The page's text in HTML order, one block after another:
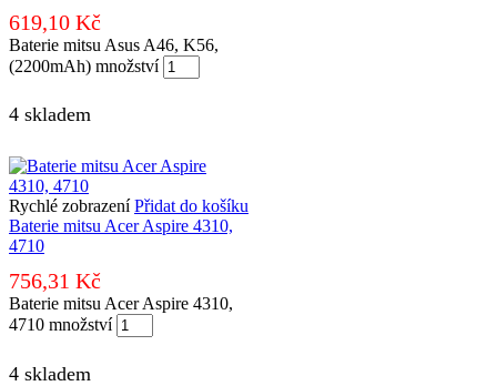
619,10 Kč
Baterie mitsu Asus A46, K56,
(2200mAh) množství
4 skladem
Rychlé zobrazení Přidat do košíku
Baterie mitsu Acer Aspire 4310,
4710
756,31 Kč
Baterie mitsu Acer Aspire 4310,
4710 množství
4 skladem